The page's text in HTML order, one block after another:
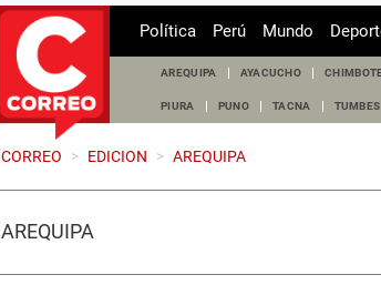
Política Perú Mundo
AREQUIPA AYACUCHO
PIURA PUNO TACNA TUMBES
CORREO > EDICION > AREQUIPA
AREQUIPA